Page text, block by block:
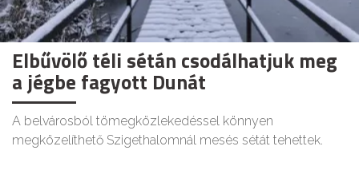
Elbűvölő téli sétán csodálhatjuk meg
a jégbe fagyott Dunát
A belvárosból tömegközlekedéssel könnyen
megközelíthető Szigethalomnál mesés sétát tehettek.